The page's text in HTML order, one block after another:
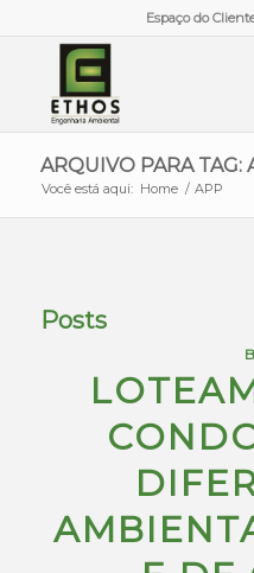
Espaço do
ARQUIVO PARA TAG:
Você está aqui: Home / APP
Posts